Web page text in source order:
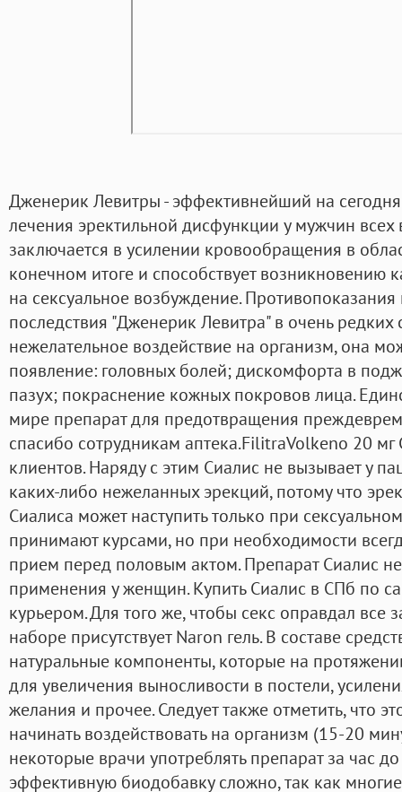
Дженерик Левитры - эффективнейший на
лечения эректильной дисфункции у мужчин всех
заключается в усилении кровообращения в
конечном итоге и способствует возникновению
на сексуальное возбуждение.
последствия "Дженерик Левитра" в очень редких
нежелательное воздействие на организм, она
появление: головных болей; дискомфорта в
пазух; покраснение кожных покровов лица.
мире препарат для предотвращения
спасибо сотрудникам аптека.FilitraVolkeno 20
клиентов. Наряду с этим Сиалис не вызывает у
каких-либо нежеланных эрекций, потому что
Сиалиса может наступить только при
принимают курсами, но при необходимости
прием перед половым актом. Препарат Сиалис
применения у женщин. Купить Сиалис в СПб по
курьером. Для того же, чтобы секс оправдал
наборе присутствует Naron гель. В составе
натуральные компоненты, которые на
для увеличения выносливости в постели,
желания и прочее. Следует также отметить, что
начинать воздействовать на организм (15-20
некоторые врачи употреблять препарат за час
эффективную биодобавку сложно, так как